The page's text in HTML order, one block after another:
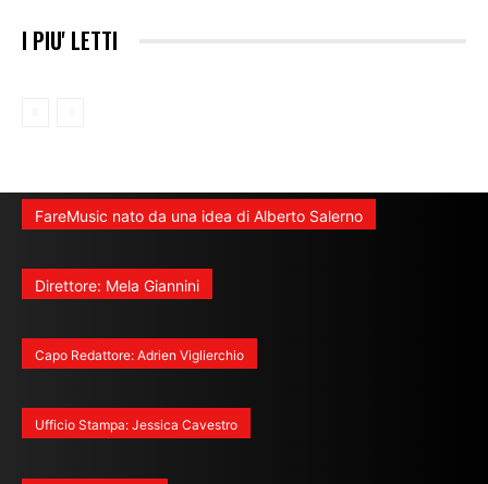
I PIU' LETTI
FareMusic nato da una idea di Alberto Salerno
Direttore: Mela Giannini
Capo Redattore: Adrien Viglierchio
Ufficio Stampa: Jessica Cavestro